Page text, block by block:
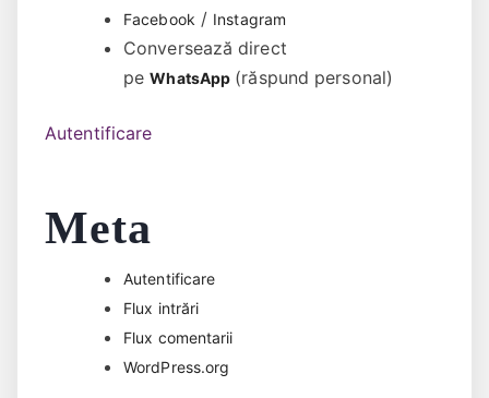
Facebook / Instagram
Conversează direct
peWhatsApp (răspund personal)
Autentificare
Meta
Autentificare
Flux intrări
Flux comentarii
WordPress.org